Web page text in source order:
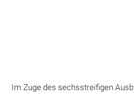
Im Zuge des sechsstreifigen